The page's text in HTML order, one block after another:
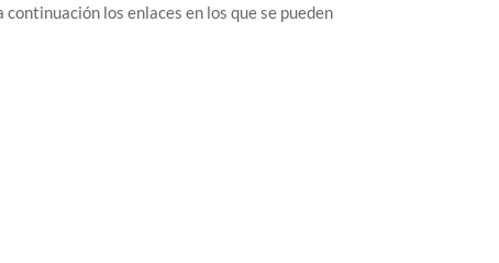
los enlaces en los que se pueden